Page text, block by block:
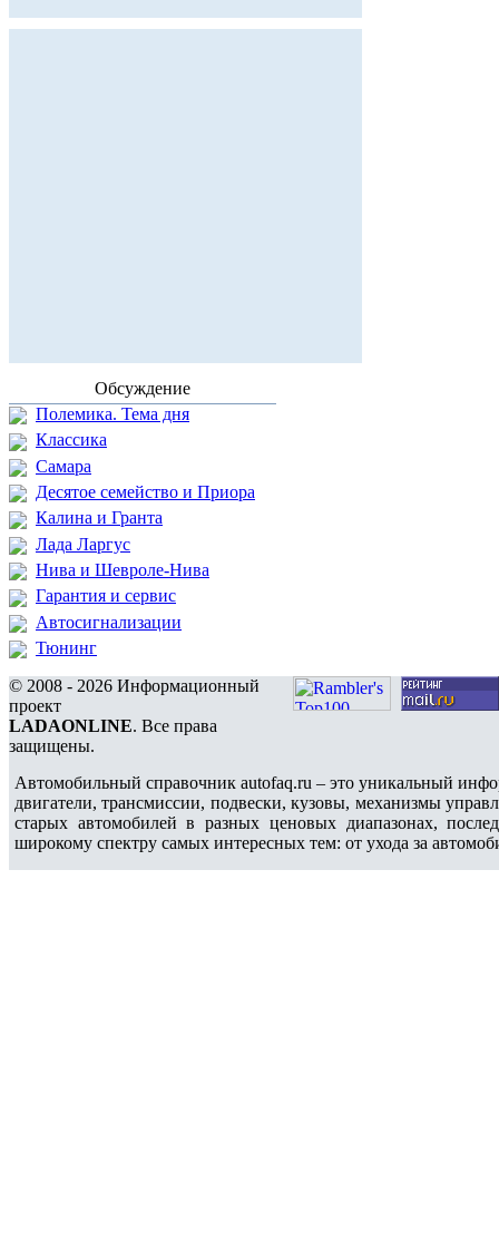
Обсуждение
Полемика. Тема дня
Классика
Самара
Десятое семейство и Приора
Калина и Гранта
Лада Ларгус
Нива и Шевроле-Нива
Гарантия и сервис
Автосигнализации
Тюнинг
© 2008 - 2026 Информационный
проект
LADAONLINE. Все права
защищены.
Автомобильный справочник autofaq.ru – это уникальный
двигатели, трансмиссии, подвески, кузовы, механизмы
старых автомобилей в разных ценовых диапазонах,
широкому спектру самых интересных тем: от ухода за